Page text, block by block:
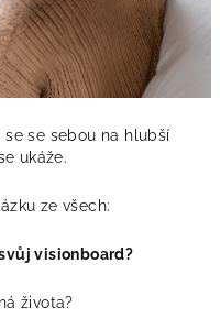
se sebou na hlubší
ukáže.
ze všech:
visionboard?
života?